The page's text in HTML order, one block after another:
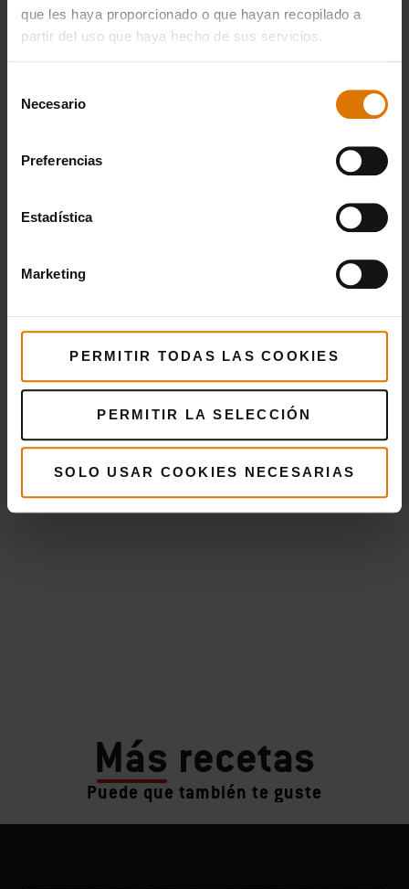
que les haya proporcionado o que hayan recopilado a
partir del uso que haya hecho de sus servicios.
Necesario
Preferencias
Estadística
Marketing
PERMITIR TODAS LAS COOKIES
PERMITIR LA SELECCIÓN
SOLO USAR COOKIES NECESARIAS
Preparación
recomendados
Más recetas
Puede que también te guste